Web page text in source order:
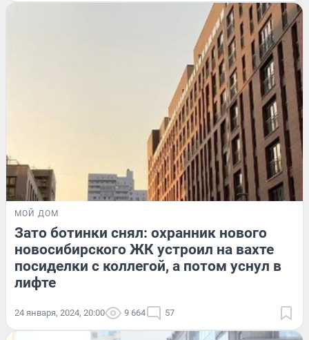
МОЙ ДОМ
Зато ботинки снял: охранник нового
новосибирского ЖК устроил на вахте
посиделки с коллегой, а потом уснул в
лифте
24 января, 2024, 20:00 9 664 57